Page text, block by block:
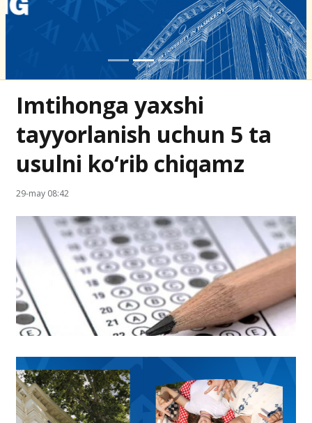
Imtihonga yaxshi
tayyorlanish uchun 5 ta
usulni ko‘rib chiqamz
29-may 08:42